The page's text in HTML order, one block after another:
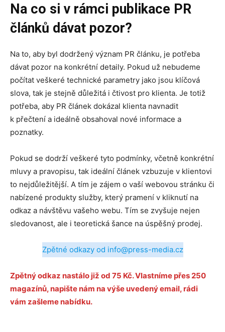
Na co si v rámci publikace PR
článků dávat pozor?
Na to, aby byl dodržený význam PR článku, je potřeba
dávat pozor na konkrétní detaily. Pokud už nebudeme
počítat veškeré technické parametry jako jsou klíčová
slova, tak je stejně důležitá i čtivost pro klienta. Je totiž
potřeba, aby PR článek dokázal klienta navnadit
k přečtení a ideálně obsahoval nové informace a
poznatky.
Pokud se dodrží veškeré tyto podmínky, včetně konkrétní
mluvy a pravopisu, tak ideální článek vzbuzuje v klientovi
to nejdůležitější. A tím je zájem o vaší webovou stránku či
nabízené produkty služby, který pramení v kliknutí na
odkaz a návštěvu vašeho webu. Tím se zvyšuje nejen
sledovanost, ale i teoretická šance na úspěšný prodej.
Zpětné odkazy od info@press-media.cz
Zpětný odkaz nastálo již od 75 Kč. Vlastníme přes 250
magazínů, napište nám na výše uvedený email, rádi
vám zašleme nabídku.